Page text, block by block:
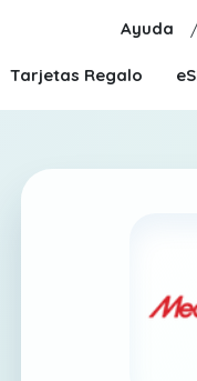
Ayuda
Tarjetas Regalo